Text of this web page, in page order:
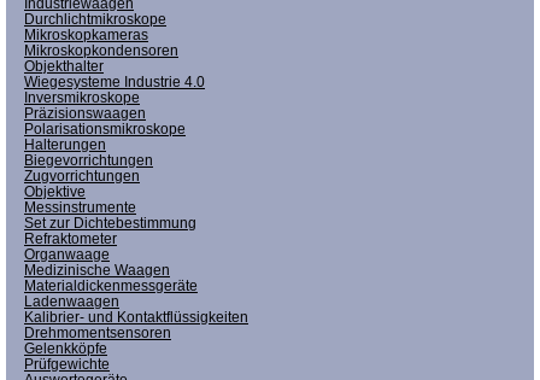
Durchlichtmikroskope
Mikroskopkameras
Mikroskopkondensoren
Objekthalter
Wiegesysteme Industrie 4.0
Inversmikroskope
Präzisionswaagen
Polarisationsmikroskope
Halterungen
Biegevorrichtungen
Zugvorrichtungen
Objektive
Messinstrumente
Set zur Dichtebestimmung
Refraktometer
Organwaage
Medizinische Waagen
Materialdickenmessgeräte
Ladenwaagen
Kalibrier- und Kontaktflüssigkeiten
Drehmomentsensoren
Gelenkköpfe
Prüfgewichte